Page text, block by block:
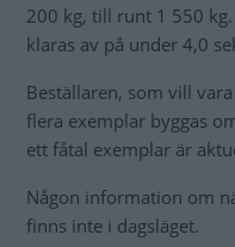
200 kg, till runt 1 550
klaras av på under 4,0
Beställaren, som vill
flera exemplar byggas
ett fåtal exemplar är
Någon information om
finns inte i dagsläget.